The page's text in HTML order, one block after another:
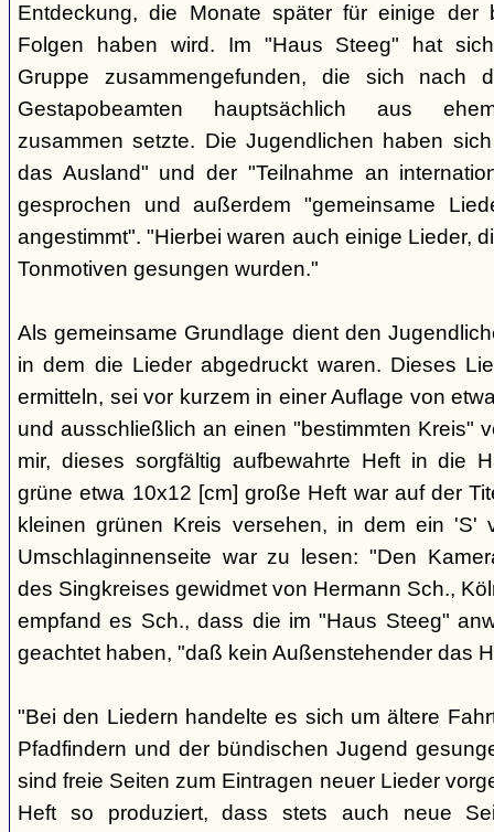
Entdeckung, die Monate später für einige der
Folgen haben wird. Im "Haus Steeg" hat
Gruppe zusammengefunden, die sich nach
Gestapobeamten hauptsächlich aus
zusammen setzte. Die Jugendlichen haben
das Ausland" und der "Teilnahme an
gesprochen und außerdem "gemeinsame
angestimmt". "Hierbei waren auch einige Lieder,
Tonmotiven gesungen wurden."
Als gemeinsame Grundlage dient den
in dem die Lieder abgedruckt waren. Dieses
ermitteln, sei vor kurzem in einer Auflage von
und ausschließlich an einen "bestimmten Kreis"
mir, dieses sorgfältig aufbewahrte Heft in die
grüne etwa 10x12 [cm] große Heft war auf der
kleinen grünen Kreis versehen, in dem ein 'S'
Umschlaginnenseite war zu lesen: "Den
des Singkreises gewidmet von Hermann Sch.,
empfand es Sch., dass die im "Haus Steeg"
geachtet haben, "daß kein Außenstehender das
"Bei den Liedern handelte es sich um ältere
Pfadfindern und der bündischen Jugend
sind freie Seiten zum Eintragen neuer Lieder
Heft so produziert, dass stets auch neue